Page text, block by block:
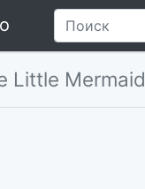
Little Mermaid